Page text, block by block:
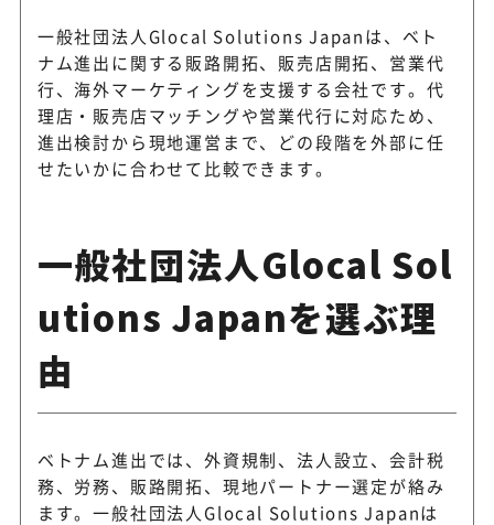
一般社団法人Glocal Solutions Japanは、ベト
ナム進出に関する販路開拓、販売店開拓、営業代
行、海外マーケティングを支援する会社です。代
理店・販売店マッチングや営業代行に対応ため、
進出検討から現地運営まで、どの段階を外部に任
せたいかに合わせて比較できます。
一般社団法人Glocal Sol
utions Japanを選ぶ理
由
ベトナム進出では、外資規制、法人設立、会計税
務、労務、販路開拓、現地パートナー選定が絡み
ます。一般社団法人Glocal Solutions Japanは